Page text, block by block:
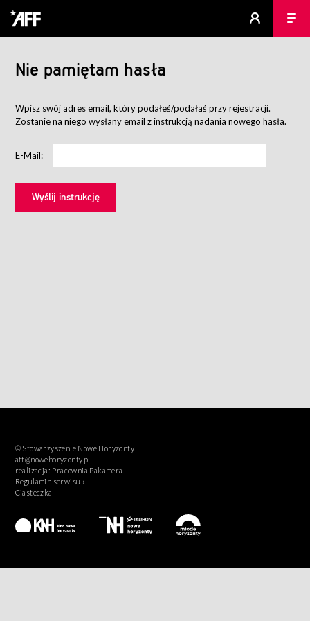
Nie pamiętam hasła
Wpisz swój adres email, który podałeś/podałaś przy rejestracji.
Zostanie na niego wysłany email z instrukcją nadania nowego hasła.
E-Mail:
© Stowarzyszenie Nowe Horyzonty
aff@nowehoryzonty.pl
realizacja: Pracownia Pakamera
Regulamin serwisu ›
Ciasteczka